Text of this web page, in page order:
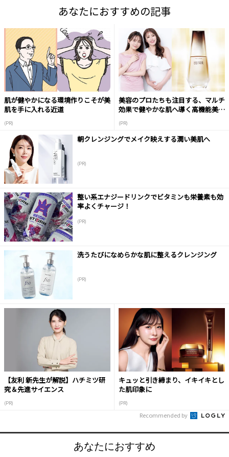
あなたにおすすめの記事
肌が健やかになる環境作りこそが美
肌を手に入れる近道
(PR)
美容のプロたちも注目する、マルチ
効果で健やかな肌へ導く高機能美容
(PR)
朝クレンジングでメイク映えする潤い美肌へ
(PR)
整い系エナジードリンクでビタミンも栄養素も効
率よくチャージ！
(PR)
洗うたびになめらかな肌に整えるクレンジング
(PR)
【友利 新先生が解説】ハチミツ研
究＆先進サイエンス
(PR)
キュッと引き締まり、イキイキとし
た肌印象に
(PR)
Recommended by
あなたにおすすめ